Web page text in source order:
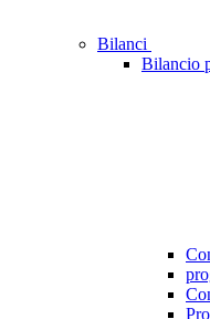
Bilanci
Bilancio